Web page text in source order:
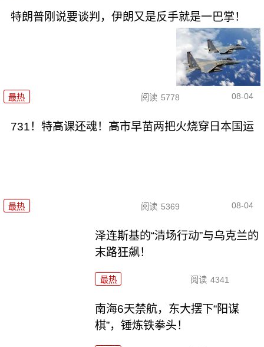
特朗普刚说要谈判，伊朗又是反手就是一巴掌！
最热 阅读 5778 08-04
731！特高课还魂！高市早苗两把火烧穿日本国运
最热 阅读 5369 08-04
泽连斯基的“清场行动”与乌克兰的
末路狂飙！
最热 阅读 4341
南海6天禁航，东大摆下“阳谋
棋”，锤炼铁拳头！